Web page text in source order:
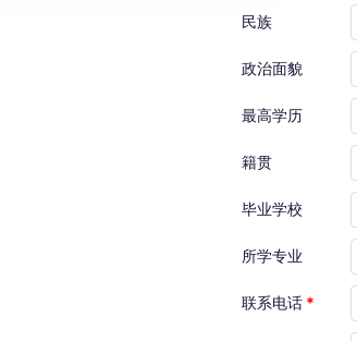
民族
政治面貌
最高学历
籍贯
毕业学校
所学专业
联系电话 *